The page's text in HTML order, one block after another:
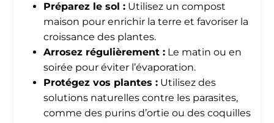
Préparez le sol : Utilisez un compost
maison pour enrichir la terre et favoriser la
croissance des plantes.
Arrosez régulièrement : Le matin ou en
soirée pour éviter l’évaporation.
Protégez vos plantes : Utilisez des
solutions naturelles contre les parasites,
comme des purins d’ortie ou des coquilles